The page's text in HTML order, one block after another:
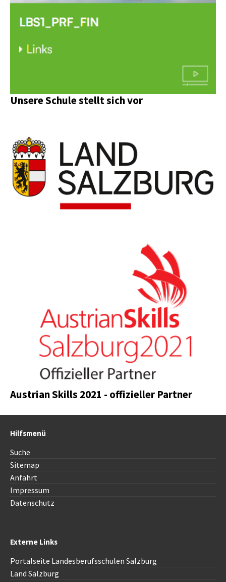
Unsere Schule stellt sich vor
Austrian Skills 2021 - offizieller Partner
Hilfsmenü
Suche
Sitemap
Anfahrt
Impressum
Datenschutz
Externe Links
Portalseite Landesberufsschulen Salzburg
Land Salzburg